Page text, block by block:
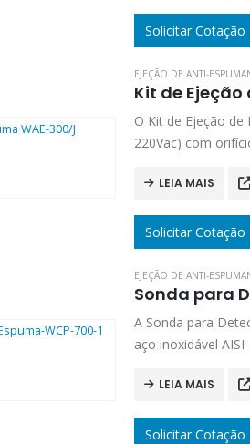
Solicitar Cotação
EJEÇÃO DE ANTI-
Kit de
O Kit de Ejeção de
220Vac) com
LEIA MAIS
Solicitar Cotação
EJEÇÃO DE ANTI-
Sonda para
A Sonda para
aço inoxidável
LEIA MAIS
Solicitar Cotação